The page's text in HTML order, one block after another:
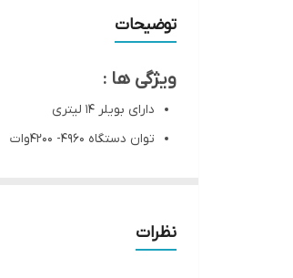
توضیحات
ویژگی ها :
دارای بویلر ۱۴ لیتری
توان دستگاه ۴۹۶۰- ۴۲۰۰وات
ساخت کشور ایتالیا
فشار سنج قهوه
نظرات